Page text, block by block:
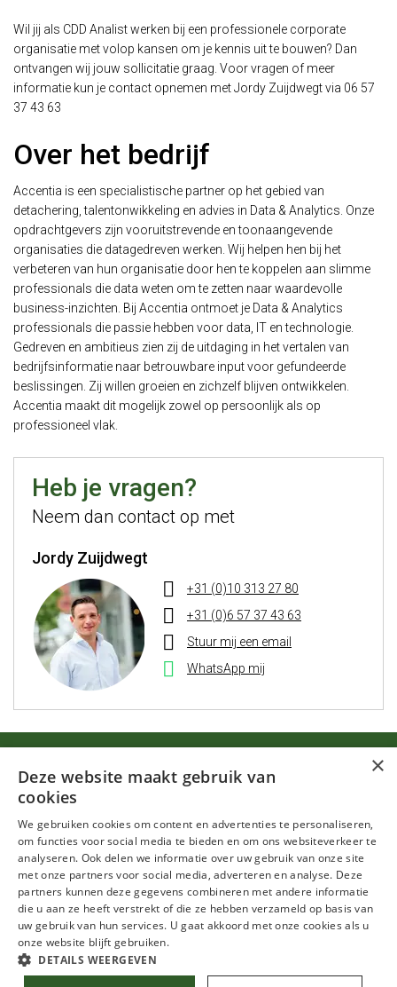
Wil jij als CDD Analist werken bij een professionele corporate
organisatie met volop kansen om je kennis uit te bouwen? Dan
ontvangen wij jouw sollicitatie graag. Voor vragen of meer
informatie kun je contact opnemen met Jordy Zuijdwegt via 06 57
37 43 63
Over het bedrijf
Accentia is een specialistische partner op het gebied van
detachering, talentonwikkeling en advies in Data & Analytics. Onze
opdrachtgevers zijn vooruitstrevende en toonaangevende
organisaties die datagedreven werken. Wij helpen hen bij het
verbeteren van hun organisatie door hen te koppelen aan slimme
professionals die data weten om te zetten naar waardevolle
business-inzichten. Bij Accentia ontmoet je Data & Analytics
professionals die passie hebben voor data, IT en technologie.
Gedreven en ambitieus zien zij de uitdaging in het vertalen van
bedrijfsinformatie naar betrouwbare input voor gefundeerde
beslissingen. Zij willen groeien en zichzelf blijven ontwikkelen.
Accentia maakt dit mogelijk zowel op persoonlijk als op
professioneel vlak.
Heb je vragen?
Neem dan contact op met
Jordy Zuijdwegt
+31 (0)10 313 27 80
+31 (0)6 57 37 43 63
Stuur mij een email
WhatsApp mij
Start jouw sollicitatie nu
Solliciteer
Toon footer
Handige links
Over Accentia
© Accentia 2026 |
×
Deze website maakt gebruik van
cookies
We gebruiken cookies om content en advertenties te personaliseren,
om functies voor social media te bieden en om ons websiteverkeer te
analyseren. Ook delen we informatie over uw gebruik van onze site
met onze partners voor social media, adverteren en analyse. Deze
partners kunnen deze gegevens combineren met andere informatie
die u aan ze heeft verstrekt of die ze hebben verzameld op basis van
uw gebruik van hun services. U gaat akkoord met onze cookies als u
onze website blijft gebruiken.
DETAILS WEERGEVEN